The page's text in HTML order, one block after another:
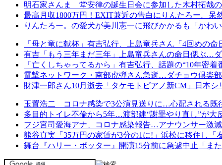
明石家さんま 堂安律の誕生日会に参加した木村拓哉
最高月収1800万円！EXIT兼近の告白にりんたろー。呆
りんたろー。の愛犬が美川憲一に飛びかかるも「かわ
「母と竜に献杯」有吉弘行、上島竜兵さん「4回めの
有吉「もう三年まだ三年」上島竜兵さんの命日偲ぶ…
「亡くしちゃってるから」有吉弘行、話題の“10年密
電撃ネットワーク・南部虎弾さん急逝…ダチョウ倶楽
財津一郎さん10月逝去「タケモトピアノ新CM」日本
玉置浩二 コロナ感染で3公演見送りに…心配される既
多目的トイレ不倫から5年…渡部建“謝罪やり直し”が
フジ宮司愛海アナ、コロナ感染報告…アナウンサー激
熊谷真実「35万円の家賃が3分の1に!」浜松に移住し
舞台『ハリー・ポッター』開演15分前に急遽中止「ま